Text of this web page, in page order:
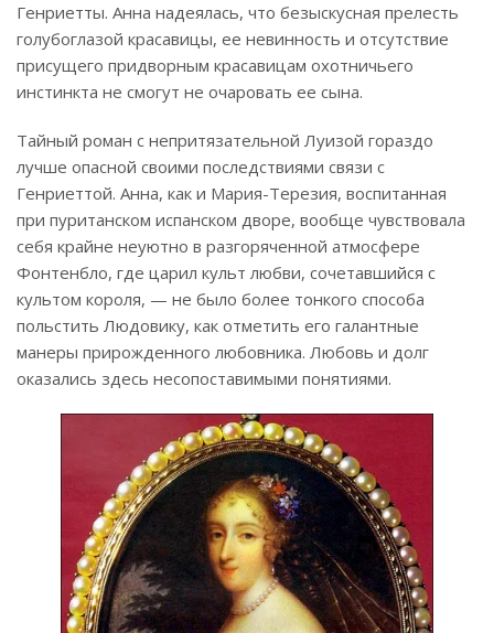
Генриетты. Анна надеялась, что безыскусная прелесть
голубоглазой красавицы, ее невинность и отсутствие
присущего придворным красавицам охотничьего
инстинкта не смогут не очаровать ее сына.
Тайный роман с непритязательной Луизой гораздо
лучше опасной своими последствиями связи с
Генриеттой. Анна, как и Мария-Терезия, воспитанная
при пуританском испанском дворе, вообще чувствовала
себя крайне неуютно в разгоряченной атмосфере
Фонтенбло, где царил культ любви, сочетавшийся с
культом короля, — не было более тонкого способа
польстить Людовику, как отметить его галантные
манеры прирожденного любовника. Любовь и долг
оказались здесь несопоставимыми понятиями.